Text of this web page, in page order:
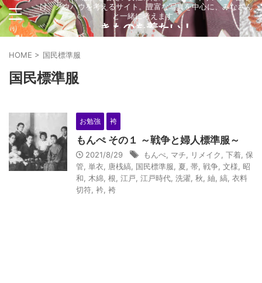
け、ノウハウを考えるサイト。豊富な写真を中心に、みなさん
と一緒に考えます。
きものを着たい！
HOME > 国民標準服
国民標準服
お勉強 袴
もんぺ その１ ～戦争と婦人標準服～
2021/8/29 もんぺ マチ リメイク 下着 保
管 単衣 唐桟縞 国民標準服 夏 帯 戦争 文様
昭
和
木綿 根 江戸 江戸時代 洗濯 秋 紬 縞 衣料
切符 衿 袴